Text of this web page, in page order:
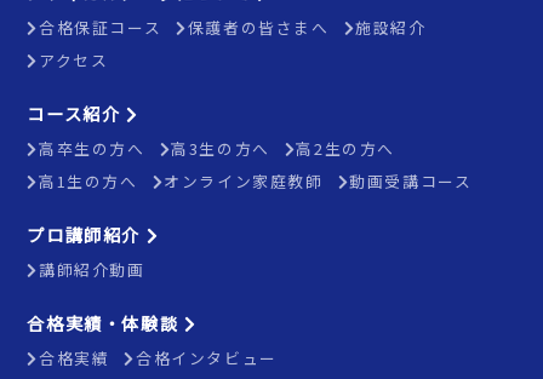
合格保証コース 保護者の皆さまへ
施設紹介
アクセス
コース紹介
高卒生の方へ 高3生の方へ
高2生の方へ
高1生の方へ
オンライン家庭教師 動画受講コース
プロ講師紹介
講師紹介動画
合格実績・体験談
合格実績 合格インタビュー